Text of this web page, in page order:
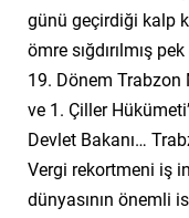
günü geçirdiği kalp
ömre sığdırılmış
19. Dönem
ve 1. Çiller
Devlet Bakanı…
Vergi rekortmeni iş
dünyasının önemli